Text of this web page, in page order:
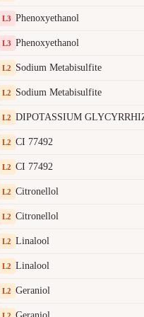
L3 Phenoxyethanol
L3 Phenoxyethanol
L2 Sodium Metabisulfite
L2 Sodium Metabisulfite
L2 DIPOTASSIUM
L2 CI 77492
L2 CI 77492
L2 Citronellol
L2 Citronellol
L2 Linalool
L2 Linalool
L2 Geraniol